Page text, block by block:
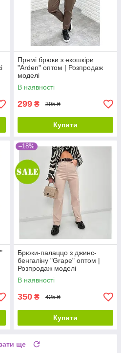
Прямі брюки з екошкіри
"Arden" оптом | Розпродаж
моделі
В наявності
299 ₴ 395 ₴
Купити
–18%
Брюки-палаццо з джинс-
бенгаліну "Grape" оптом |
Розпродаж моделі
В наявності
350 ₴ 425 ₴
Купити
ще